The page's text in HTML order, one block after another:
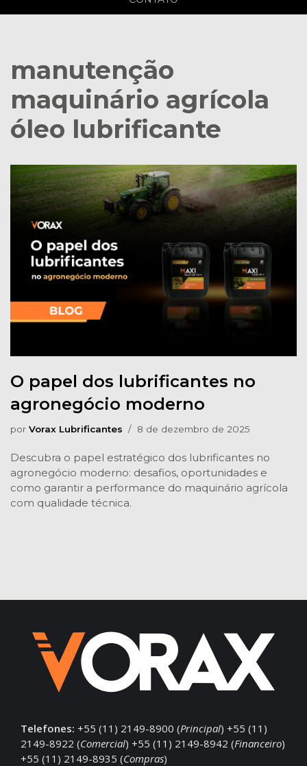
manutenção
maquinário agrícola
óleo lubrificante
O papel dos lubrificantes no
agronegócio moderno
por Vorax Lubrificantes 8 de dezembro de 2025
Descubra o papel estratégico dos lubrificantes no
agronegócio moderno: desafios, oportunidades e
como garantir a performance do maquinário agrícola
com qualidade técnica.
Telefones: +55 (11) 2149-8900 (Principal) +55 (11)
2149-8922 (Comercial) +55 (11) 2149-8942 (Financeiro)
+55 (11) 2149-8935 (Compras)